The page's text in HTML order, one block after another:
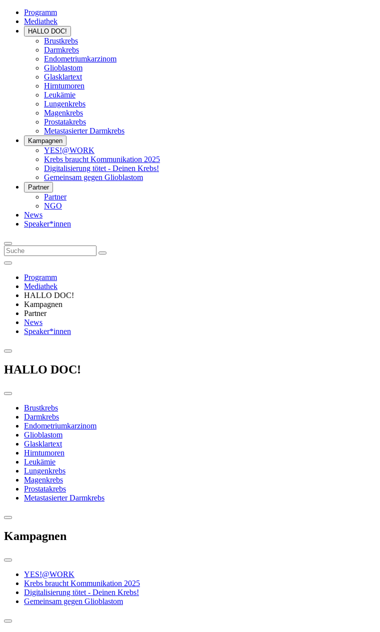
Programm
Mediathek
HALLO DOC!
Brustkrebs
Darmkrebs
Endometriumkarzinom
Glioblastom
Glasklartext
Hirntumoren
Leukämie
Lungenkrebs
Magenkrebs
Prostatakrebs
Metastasierter Darmkrebs
Kampagnen
YES!@WORK
Krebs braucht Kommunikation 2025
Digitalisierung tötet - Deinen Krebs!
Gemeinsam gegen Glioblastom
Partner
Partner
NGO
News
Speaker*innen
Programm
Mediathek
HALLO DOC!
Kampagnen
Partner
News
Speaker*innen
HALLO DOC!
Brustkrebs
Darmkrebs
Endometriumkarzinom
Glioblastom
Glasklartext
Hirntumoren
Leukämie
Lungenkrebs
Magenkrebs
Prostatakrebs
Metastasierter Darmkrebs
Kampagnen
YES!@WORK
Krebs braucht Kommunikation 2025
Digitalisierung tötet - Deinen Krebs!
Gemeinsam gegen Glioblastom